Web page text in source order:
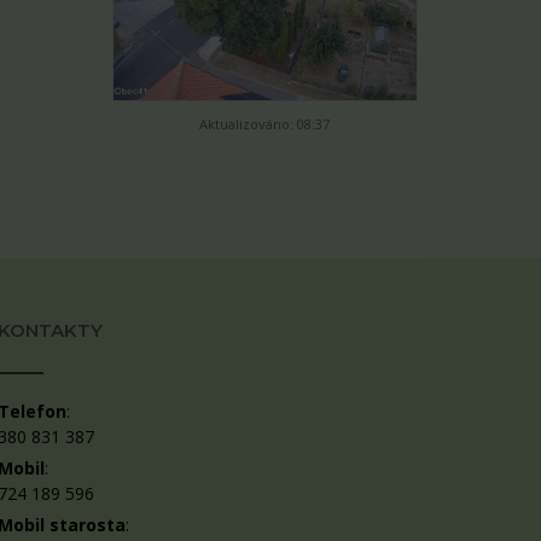
Aktualizováno: 08:37
:
831 387
:
189 596
starosta: